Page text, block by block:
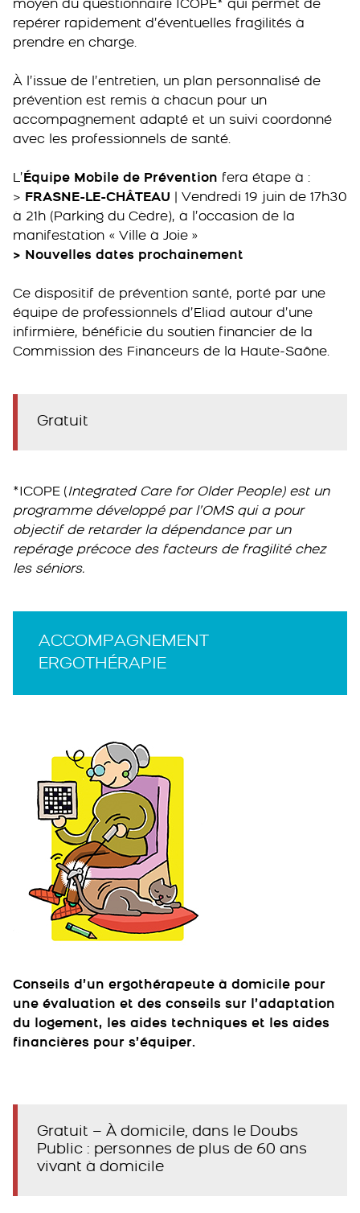
moyen du questionnaire ICOPE* qui permet de
repérer rapidement d’éventuelles fragilités à
prendre en charge.
À l’issue de l’entretien, un plan personnalisé de
prévention est remis à chacun pour un
accompagnement adapté et un suivi coordonné
avec les professionnels de santé.
L’ Équipe Mobile de Prévention fera étape à :
> FRASNE-LE-CHÂTEAU
| Vendredi 19 juin de 17h30
à 21h (Parking du Cèdre), à l’occasion de la
manifestation « Ville à Joie »
> Nouvelles dates prochainement
Ce dispositif de prévention santé, porté par une
équipe de professionnels d’Eliad autour d’une
infirmière, bénéficie du soutien financier de la
Commission des Financeurs de la Haute-Saône.
Gratuit
*ICOPE (Integrated Care for Older People) est un
programme développé par l’OMS qui a pour
objectif de retarder la dépendance par un
repérage précoce des facteurs de fragilité chez
les séniors.
ACCOMPAGNEMENT
ERGOTHÉRAPIE
Conseils d’un ergothérapeute à domicile pour
une évaluation et des conseils sur l’adaptation
du logement, les aides techniques et les aides
financières pour s’équiper.
Gratuit – À domicile, dans le Doubs
Public : personnes de plus de 60 ans
vivant à domicile